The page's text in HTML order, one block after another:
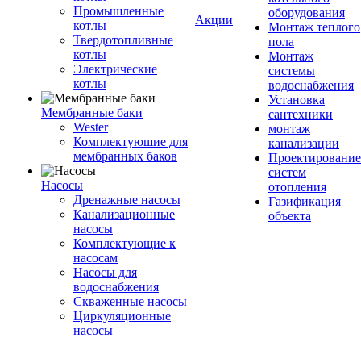
Промышленные
котлы
Твердотопливные
котлы
Электрические
котлы
Мембранные баки
Wester
Комплектуюшие для
мембранных баков
Насосы
Дренажные насосы
Канализационные
насосы
Комплектующие к
насосам
Насосы для
водоснабжения
Скваженные насосы
Циркуляционные
насосы
Акции
оборудования
Монтаж теплого
пола
Монтаж
системы
водоснабжения
Установка
сантехники
монтаж
канализации
Проектирование
систем
отопления
Газификация
объекта